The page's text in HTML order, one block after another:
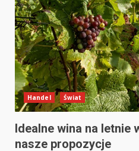
Handel Świat
Idealne wina na letnie
nasze propozycje